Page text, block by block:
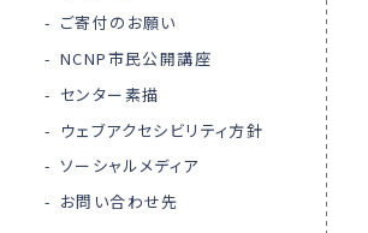
ご寄付のお願い
NCNP市民公開講座
センター素描
ウェブアクセシビリティ方針
ソーシャルメディア
お問い合わせ先